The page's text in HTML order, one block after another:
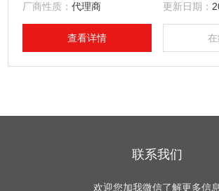
厂商性质：代理商 更新日期：
查看详情
联系我们
欢迎您加我微信了解更多信息